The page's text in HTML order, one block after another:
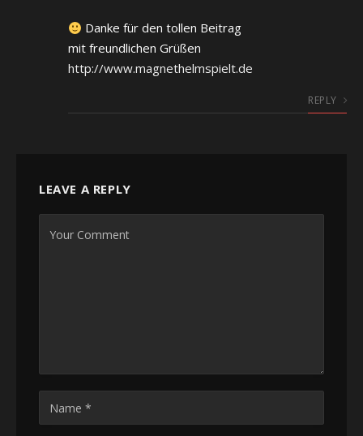
Danke für den tollen Beitrag
mit freundlichen Grüßen
http://www.magnethelmspielt.de
REPLY
LEAVE A REPLY